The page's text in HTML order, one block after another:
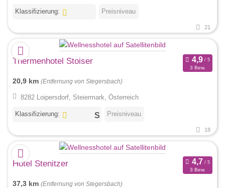
Klassifizierung: Preisniveau
21
Thermenhotel Stoiser
3 Bew.
20,9 km (Entfernung von Stegersbach)
8282 Loipersdorf, Steiermark, Österreich
Klassifizierung: Preisniveau
18
Hotel Stenitzer
3 Bew.
37,3 km (Entfernung von Stegersbach)